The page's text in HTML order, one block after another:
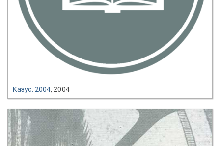
Казус. 2004, 2004